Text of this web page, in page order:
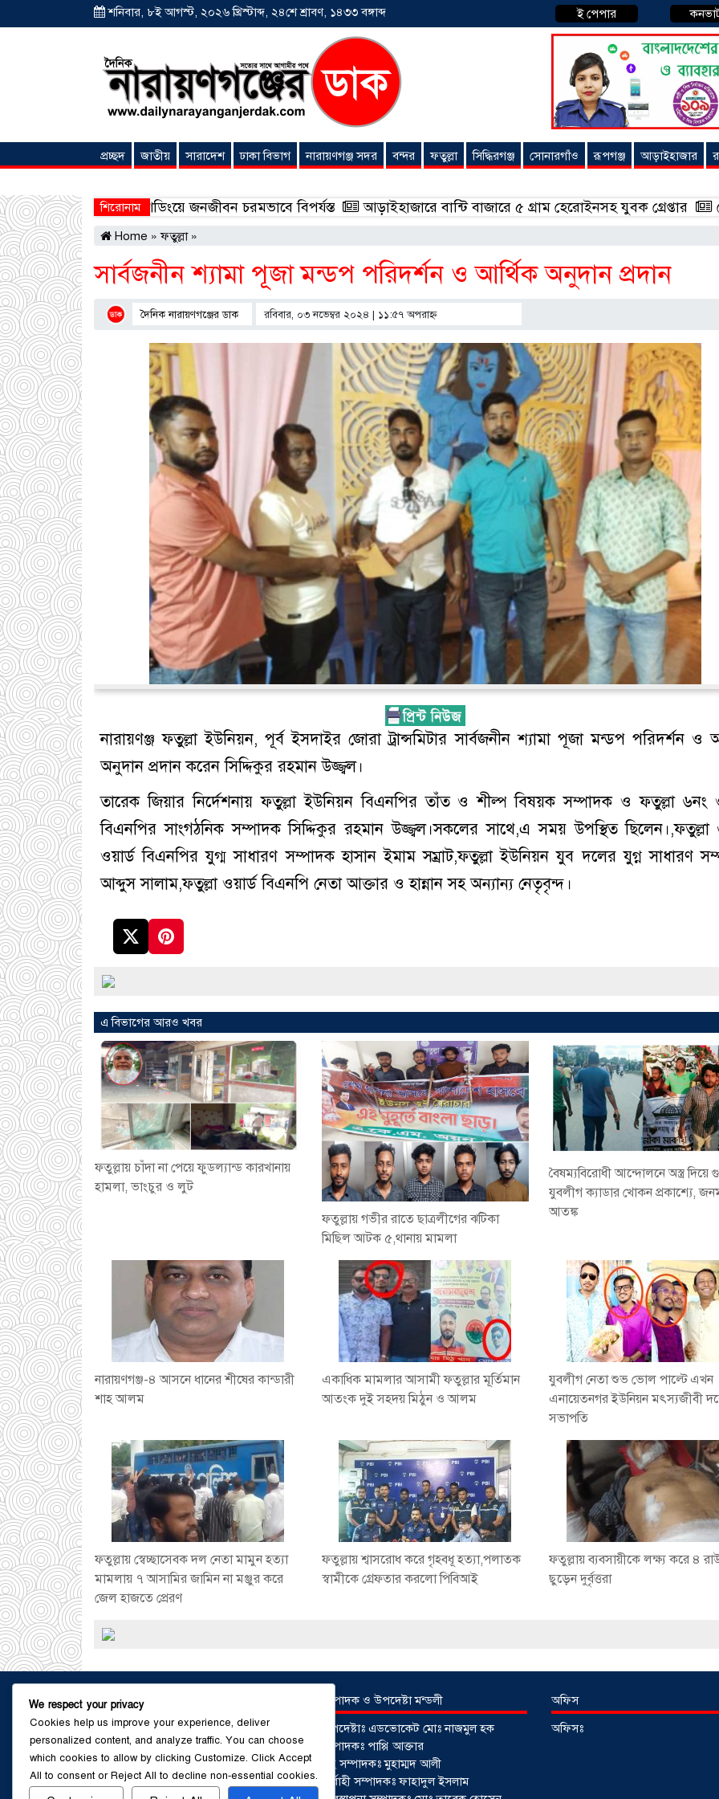
শনিবার, ৮ই আগস্ট, ২০২৬ খ্রিস্টাব্দ, ২৪শে শ্রাবণ, ১৪৩৩ বঙ্গাব্দ ই পেপার
প্রচ্ছদ জাতীয় সারাদেশ ঢাকা বিভাগ নারায়ণগঞ্জ সদর বন্দর ফতুল্লা সিদ্ধিরগঞ্জ সোনারগাঁও রূপগঞ্জ আড়াইহাজার
শিরোনাম
ভয়াবহ লোডশেডিংয়ে জনজীবন চরমভাবে বিপর্যস্ত আড়াইহাজারে বান্টি বাজারে ৫ গ্রাম হেরোইনসহ যুবক গ্রেপ্তার
Home »ফতুল্লা»
সার্বজনীন শ্যামা পূজা মন্ডপ পরিদর্শন ও আর্থিক অনুদান প্রদান
দৈনিক নারায়ণগঞ্জের ডাক রবিবার, ০৩ নভেম্বর ২০২৪ | ১১:৫৭ অপরাহ্ণ
নারায়ণঞ্জ ফতুল্লা ইউনিয়ন, পূর্ব ইসদাইর জোরা ট্রান্সমিটার সার্বজনীন শ্যামা পূজা মন্ডপ পরিদর্শন ও
অনুদান প্রদান করেন সিদ্দিকুর রহমান উজ্জ্বল।
তারেক জিয়ার নির্দেশনায় ফতুল্লা ইউনিয়ন বিএনপির তাঁত ও শীল্প বিষয়ক সম্পাদক ও ফতুল্লা ৬নং
বিএনপির সাংগঠনিক সম্পাদক সিদ্দিকুর রহমান উজ্জ্বল।সকলের সাথে,এ সময় উপস্থিত
ওয়ার্ড বিএনপির যুগ্ম সাধারণ সম্পাদক হাসান ইমাম সম্রাট,ফতুল্লা ইউনিয়ন যুব দলের যুগ্ন সাধারণ
আব্দুস সালাম,ফতুল্লা ওয়ার্ড বিএনপি নেতা আক্তার ও হান্নান সহ অন্যান্য নেতৃবৃন্দ।
এ বিভাগের আরও খবর
ফতুল্লায় চাঁদা না পেয়ে ফুডল্যান্ড কারখানায়
হামলা, ভাংচুর ও লুট
ফতুল্লায় গভীর রাতে ছাত্রলীগের ঝটিকা
মিছিল আটক ৫,থানায় মামলা
বৈষম্যবিরোধী আন্দোলনে অস্ত্র দিয়ে
যুবলীগ ক্যাডার খোকন প্রকাশ্যে,
আতঙ্ক
নারায়ণগঞ্জ-৪ আসনে ধানের শীষের কান্ডারী
শাহ আলম
একাধিক মামলার আসামী ফতুল্লার মূর্তিমান
আতংক দুই সহদয় মিঠুন ও আলম
যুবলীগ নেতা শুভ ভোল পাল্টে এখন
এনায়েতনগর ইউনিয়ন মৎস্যজীবী
সভাপতি
ফতুল্লায় স্বেচ্ছাসেবক দল নেতা মামুন হত্যা
মামলায় ৭ আসামির জামিন না মঞ্জুর করে
জেল হাজতে প্রেরণ
ফতুল্লায় শ্বাসরোধ করে গৃহবধূ হত্যা,পলাতক
স্বামীকে গ্রেফতার করলো পিবিআই
ফতুল্লায় ব্যবসায়ীকে লক্ষ্য করে ৪
ছুড়েন দুর্বৃত্তরা
সম্পাদক ও উপদেষ্টা মন্ডলী
উপদেষ্টাঃ এডভোকেট মোঃ নাজমুল হক
সম্পাদকঃ পাপ্পি আক্তার
সহ সম্পাদকঃ মুহাম্মদ আলী
নির্বাহী সম্পাদকঃ ফাহাদুল ইসলাম
অফিস
অফিসঃ
We respect your privacy
Cookies help us improve your experience, deliver
personalized content, and analyze traffic. You can choose
which cookies to allow by clicking Customize. Click Accept
All to consent orReject All to decline non-essential cookies.